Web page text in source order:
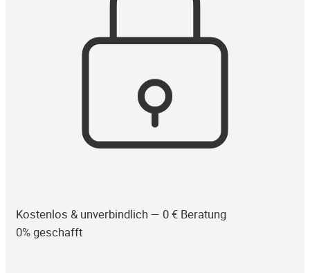
Kostenlos & unverbindlich — 0 € Beratung
0% geschafft